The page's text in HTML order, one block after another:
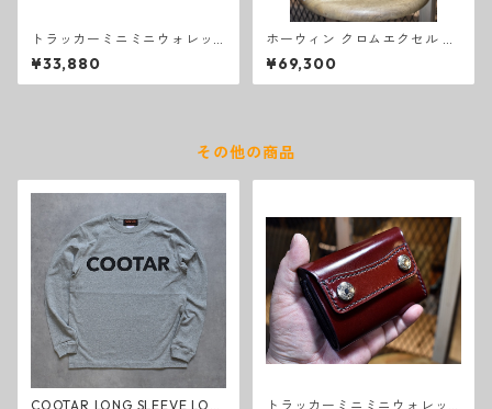
トラッカーミニミニウォレッ
ト スクラッチ グレー
¥33,880
ホーウィン クロムエクセル ト
ートバッグ S
¥69,300
その他の商品
COOTAR LONG SLEEVE LOG
トラッカーミニミニウォレッ